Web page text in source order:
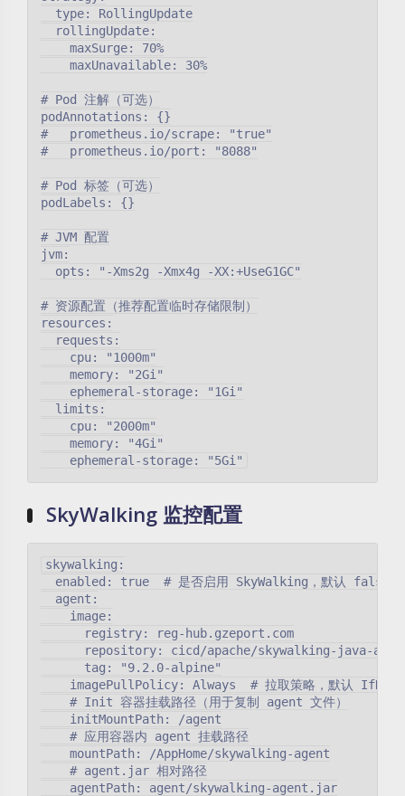
  type: RollingUpdate
  rollingUpdate:
    maxSurge: 70%
    maxUnavailable: 30%
# Pod 注解（可选）
podAnnotations: {}
#   prometheus.io/scrape: "true"
#   prometheus.io/port: "8088"
# Pod 标签（可选）
podLabels: {}
# JVM 配置
jvm:
  opts: "-Xms2g -Xmx4g -XX:+UseG1GC"
# 资源配置（推荐配置临时存储限制）
resources:
  requests:
    cpu: "1000m"
    memory: "2Gi"
    ephemeral-storage: "1Gi"
  limits:
    cpu: "2000m"
    memory: "4Gi"
SkyWalking 监控配置
skywalking:
  enabled: true  # 是否启用 SkyWalking，默认 false
  agent:
    image:
      registry: reg-hub.gzeport.com
repository: cicd/apache/skywalking-java-
      tag: "9.2.0-alpine"
imagePullPolicy: Always  # 拉取策略，默认
    # Init 容器挂载路径（用于复制 agent 文件）
    initMountPath: /agent
    # 应用容器内 agent 挂载路径
    mountPath: /AppHome/skywalking-agent
    # agent.jar 相对路径
    agentPath: agent/skywalking-agent.jar